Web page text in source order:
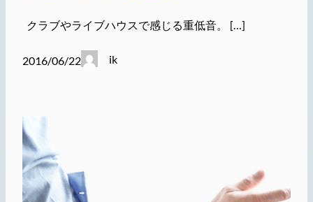
クラブやライブハウスで感じる重低音。 […]
2016/06/22 ik